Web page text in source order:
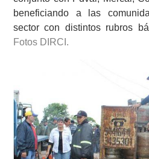
beneficiando a las
sector con distintos rubros
Fotos DIRCI.